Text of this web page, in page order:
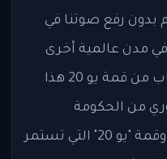
بدون رفع صوتنا في
في مدن عالمية أخرى
على الانضمام اليّ في الانسحاب من قمة يو 20 هذا
من الحكومة
السعودية أو منظمي الحدث. وقمة "يو 20" التي تستمر